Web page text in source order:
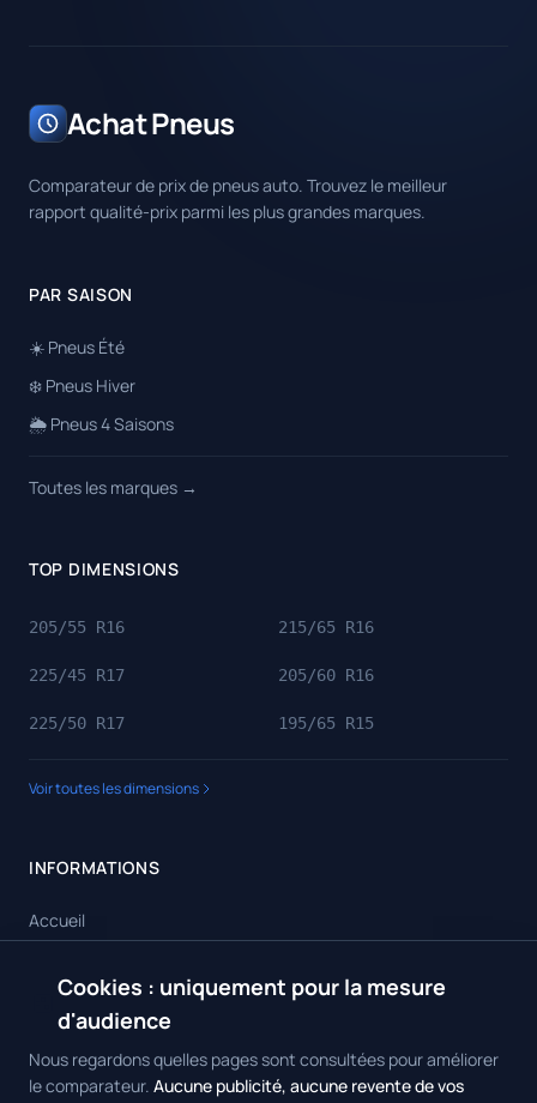
Achat Pneus
Comparateur de prix de pneus auto. Trouvez le meilleur
rapport qualité-prix parmi les plus grandes marques.
PAR SAISON
☀️ Pneus Été
❄️ Pneus Hiver
🌦️ Pneus 4 Saisons
Toutes les marques →
TOP DIMENSIONS
205/55 R16 215/65 R16
225/45 R17 205/60 R16
225/50 R17 195/65 R15
Voir toutes les dimensions
INFORMATIONS
Accueil
Toutes les marques
Contact
Cookies : uniquement pour la mesure
d'audience
Nous regardons quelles pages sont consultées pour améliorer
le comparateur. Aucune publicité, aucune revente de vos